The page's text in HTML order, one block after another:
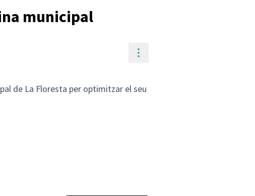
municipal
Controls de recursos
de La Floresta per optimitzar el seu